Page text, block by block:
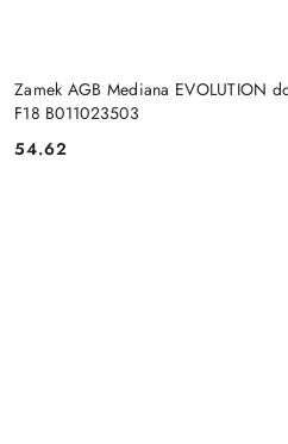
Zamek AGB Mediana EVOLUTION
F18 B011023503
Cena:
54.62